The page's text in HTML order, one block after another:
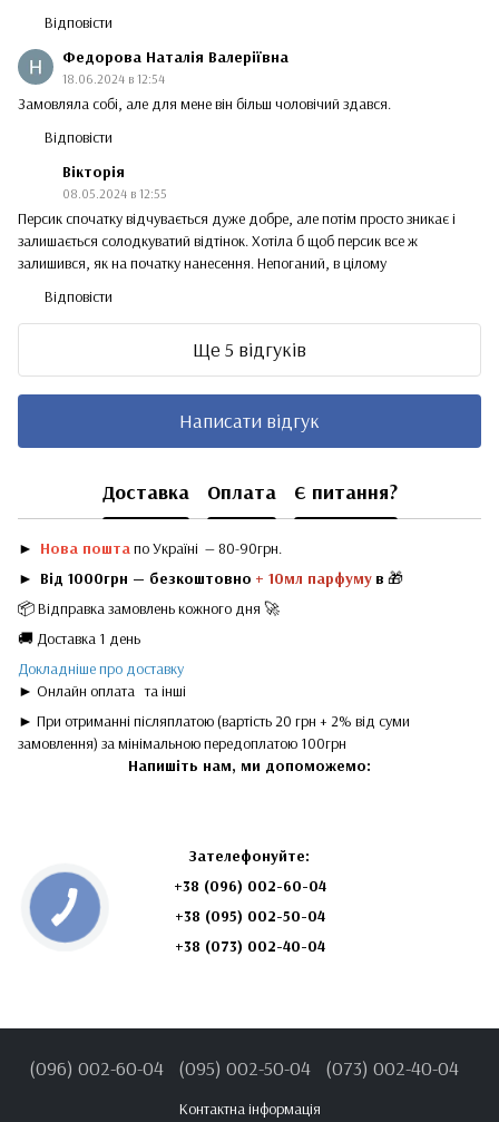
Відповісти
Федорова Наталiя Валеріївна
18.06.2024 в 12:54
Замовляла собі, але для мене він більш чоловічий здався.
Відповісти
Вікторія
08.05.2024 в 12:55
Персик спочатку відчувається дуже добре, але потім просто зникає і
залишається солодкуватий відтінок. Хотіла б щоб персик все ж
залишився, як на початку нанесення. Непоганий, в цілому
Відповісти
Ще 5 відгуків
Написати відгук
Доставка Оплата Є питання?
► Нова поштапо Україні — 80-90грн.
► Від 1000грн — безкоштовно + 10мл парфуму в 🎁
📦 Відправка замовлень кожного дня 🚀
🚚 Доставка 1 день
Докладніше про доставку
► Онлайн оплата та інші
► При отриманні післяплатою (вартість 20 грн + 2% від суми
замовлення) за мінімальною передоплатою 100грн
Напишіть нам, ми допоможемо:
Зателефонуйте:
+38 (096) 002-60-04
+38 (095) 002-50-04
+38 (073) 002-40-04
(096) 002-60-04 (095) 002-50-04 (073) 002-40-04
Контактна інформація